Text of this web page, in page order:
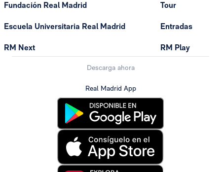
Fundación Real Madrid
Escuela Universitaria Real Madrid
RM Next
Tour
Entradas
RM Play
Descarga ahora
Real Madrid App